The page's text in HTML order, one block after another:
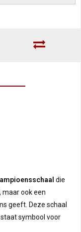
die
ook een
geeft. Deze schaal
symbool voor